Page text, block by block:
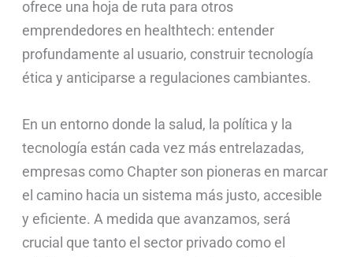
ofrece una hoja de ruta para otros
emprendedores en healthtech: entender
profundamente al usuario, construir tecnología
ética y anticiparse a regulaciones cambiantes.
En un entorno donde la salud, la política y la
tecnología están cada vez más entrelazadas,
empresas como Chapter son pioneras en marcar
el camino hacia un sistema más justo, accesible
y eficiente. A medida que avanzamos, será
crucial que tanto el sector privado como el